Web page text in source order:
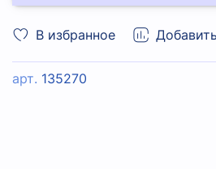
В избранное
арт. 135270